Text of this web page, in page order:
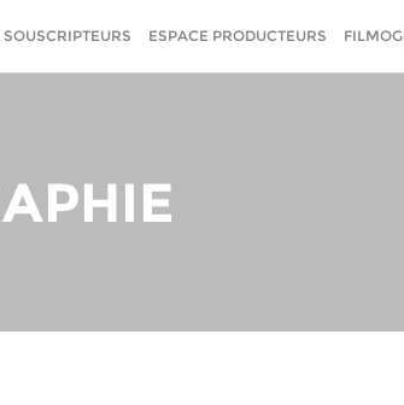
SOUSCRIPTEURS ESPACE PRODUCTEURS